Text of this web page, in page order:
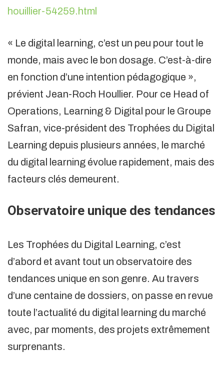
houillier-54259.html
« Le digital learning, c’est un peu pour tout le
monde, mais avec le bon dosage. C’est-à-dire
en fonction d’une intention pédagogique »,
prévient Jean-Roch Houllier. Pour ce Head of
Operations, Learning & Digital pour le Groupe
Safran, vice-président des Trophées du Digital
Learning depuis plusieurs années, le marché
du digital learning évolue rapidement, mais des
facteurs clés demeurent.
Observatoire unique des tendances
Les Trophées du Digital Learning, c’est
d’abord et avant tout un observatoire des
tendances unique en son genre. Au travers
d’une centaine de dossiers, on passe en revue
toute l’actualité du digital learning du marché
avec, par moments, des projets extrêmement
surprenants.